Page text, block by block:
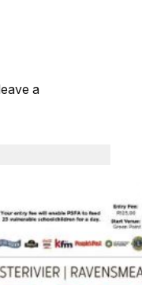
a